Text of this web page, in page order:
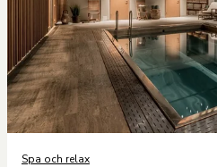
Spa och relax